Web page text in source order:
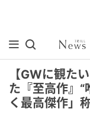
【GWに観た
た『至高作』
く最高傑作」